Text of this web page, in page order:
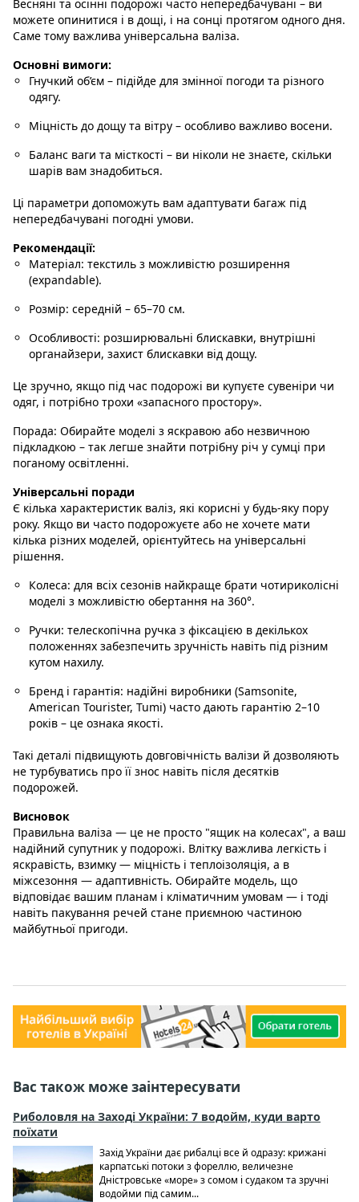
Весняні та осінні подорожі часто непередбачувані – ви
можете опинитися і в дощі, і на сонці протягом одного дня.
Саме тому важлива універсальна валіза.
Основні вимоги:
Гнучкий об’єм – підійде для змінної погоди та різного
одягу.
Міцність до дощу та вітру – особливо важливо восени.
Баланс ваги та місткості – ви ніколи не знаєте, скільки
шарів вам знадобиться.
Ці параметри допоможуть вам адаптувати багаж під
непередбачувані погодні умови.
Рекомендації:
Матеріал: текстиль з можливістю розширення
(expandable).
Розмір: середній – 65–70 см.
Особливості: розширювальні блискавки, внутрішні
органайзери, захист блискавки від дощу.
Це зручно, якщо під час подорожі ви купуєте сувеніри чи
одяг, і потрібно трохи «запасного простору».
Порада: Обирайте моделі з яскравою або незвичною
підкладкою – так легше знайти потрібну річ у сумці при
поганому освітленні.
Універсальні поради
Є кілька характеристик валіз, які корисні у будь-яку пору
року. Якщо ви часто подорожуєте або не хочете мати
кілька різних моделей, орієнтуйтесь на універсальні
рішення.
Колеса: для всіх сезонів найкраще брати чотириколісні
моделі з можливістю обертання на 360°.
Ручки: телескопічна ручка з фіксацією в декількох
положеннях забезпечить зручність навіть під різним
кутом нахилу.
Бренд і гарантія: надійні виробники (Samsonite,
American Tourister, Tumi) часто дають гарантію 2–10
років – це ознака якості.
Такі деталі підвищують довговічність валізи й дозволяють
не турбуватись про її знос навіть після десятків
подорожей.
Висновок
Правильна валіза — це не просто "ящик на колесах", а ваш
надійний супутник у подорожі. Влітку важлива легкість і
яскравість, взимку — міцність і теплоізоляція, а в
міжсезоння — адаптивність. Обирайте модель, що
відповідає вашим планам і кліматичним умовам — і тоді
навіть пакування речей стане приємною частиною
майбутньої пригоди.
Вас також може заінтересувати
Риболовля на Заході України: 7 водойм, куди варто
поїхати
Захід України дає рибалці все й одразу: крижані
карпатські потоки з фореллю, величезне
Дністровське «море» з сомом і судаком та зручні
водойми під самим...